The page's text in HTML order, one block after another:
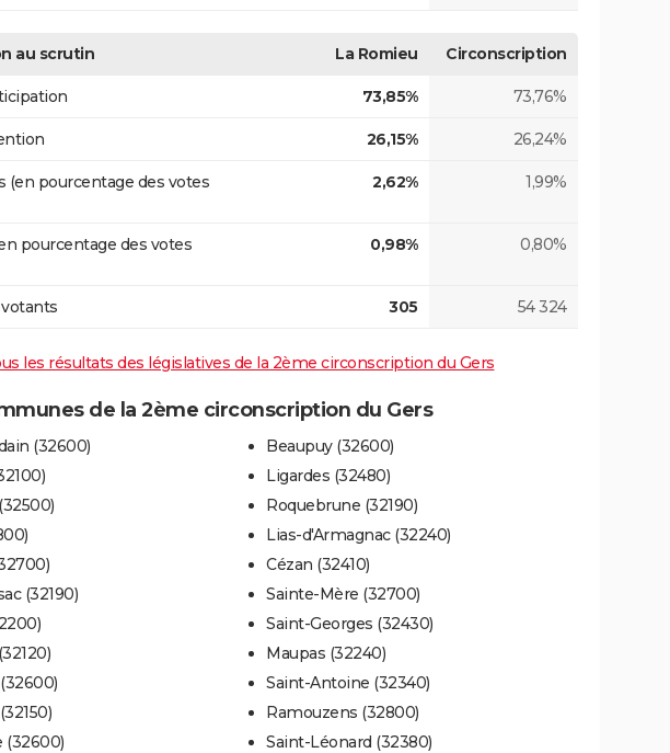
au scrutin La Romieu Circonscription
73,85% 73,76%
26,15% 26,24%
(en pourcentage des votes
2,62% 1,99%
pourcentage des votes
0,98% 0,80%
305 54 324
les résultats des législatives de la 2ème circonscription du Gers
de la 2ème circonscription du Gers
(32600)
(32190)
(32600)
Beaupuy (32600)
Ligardes (32480)
Roquebrune (32190)
Lias-d'Armagnac (32240)
Cézan (32410)
Sainte-Mère (32700)
Saint-Georges (32430)
Maupas (32240)
Saint-Antoine (32340)
Ramouzens (32800)
Saint-Léonard (32380)